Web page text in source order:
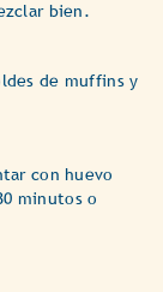
bien.
de muffins y
con huevo
minutos o